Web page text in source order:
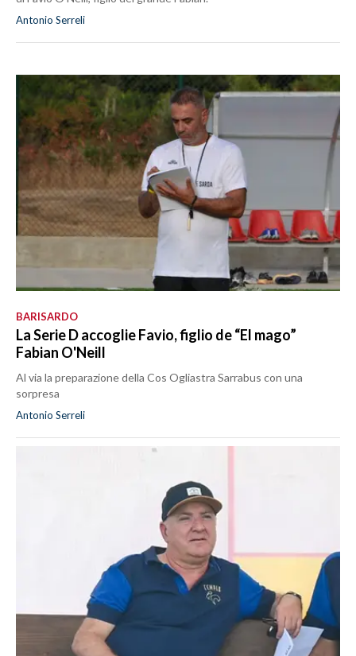
Antonio Serreli
BARISARDO
La Serie D accoglie Favio, figlio de “El mago”
Fabian O'Neill
Al via la preparazione della Cos Ogliastra Sarrabus con una
sorpresa
Antonio Serreli